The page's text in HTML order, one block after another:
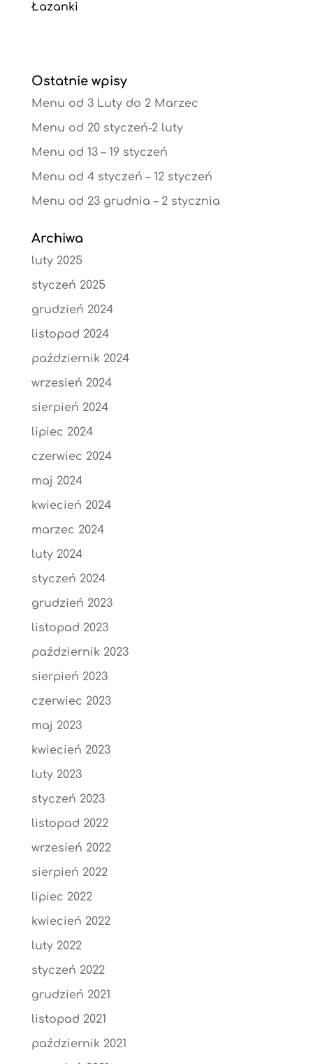
Łazanki
Ostatnie wpisy
Menu od 3 Luty do 2 Marzec
Menu od 20 styczeń-2 luty
Menu od 13 – 19 styczeń
Menu od 4 styczeń – 12 styczeń
Menu od 23 grudnia – 2 stycznia
Archiwa
luty 2025
styczeń 2025
grudzień 2024
listopad 2024
październik 2024
wrzesień 2024
sierpień 2024
lipiec 2024
czerwiec 2024
maj 2024
kwiecień 2024
marzec 2024
luty 2024
styczeń 2024
grudzień 2023
listopad 2023
październik 2023
sierpień 2023
czerwiec 2023
maj 2023
kwiecień 2023
luty 2023
styczeń 2023
listopad 2022
wrzesień 2022
sierpień 2022
lipiec 2022
kwiecień 2022
luty 2022
styczeń 2022
grudzień 2021
listopad 2021
październik 2021